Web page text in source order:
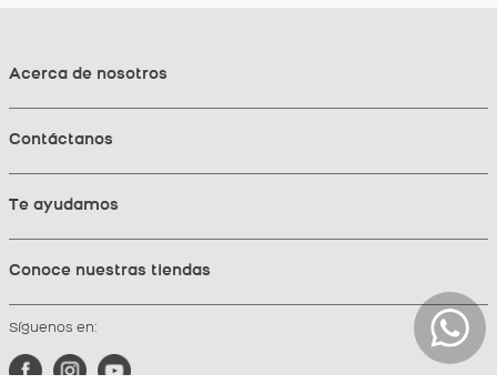
Acerca de nosotros
Contáctanos
Te ayudamos
Conoce nuestras tiendas
Síguenos en: